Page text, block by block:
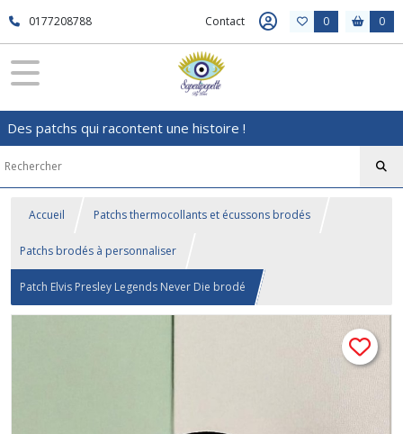
0177208788 Contact 0 0
Des patchs qui racontent une histoire !
Accueil Patchs thermocollants et écussons brodés
Patchs brodés à personnaliser
Patch Elvis Presley Legends Never Die brodé